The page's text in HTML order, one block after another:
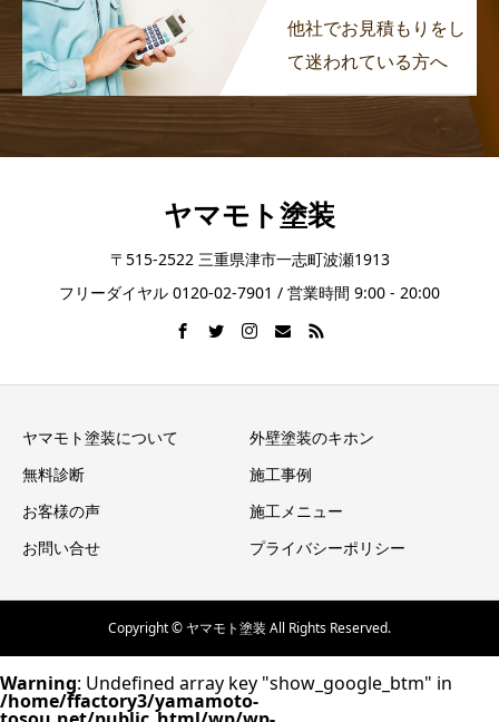
他社でお見積もりをし
て迷われている方へ
ヤマモト塗装
〒515-2522 三重県津市一志町波瀬1913
フリーダイヤル 0120-02-7901 / 営業時間 9:00 - 20:00
ヤマモト塗装について
外壁塗装のキホン
無料診断
施工事例
お客様の声
施工メニュー
お問い合せ
プライバシーポリシー
Copyright © ヤマモト塗装 All Rights Reserved.
Warning: Undefined array key "show_google_btm" in
/home/ffactory3/yamamoto-